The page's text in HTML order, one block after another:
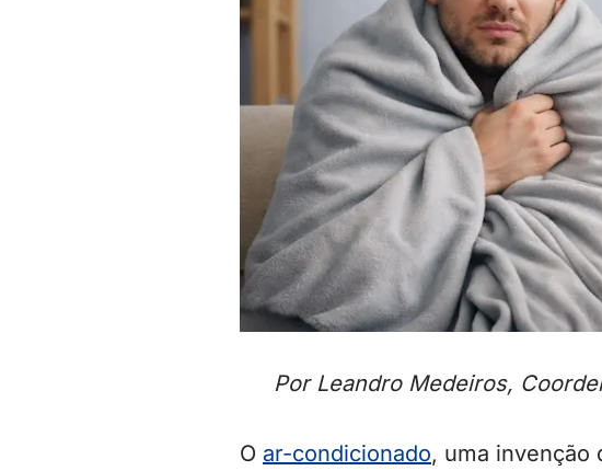
Por Leandro Medeiros,
O ar-condicionado, uma invenção